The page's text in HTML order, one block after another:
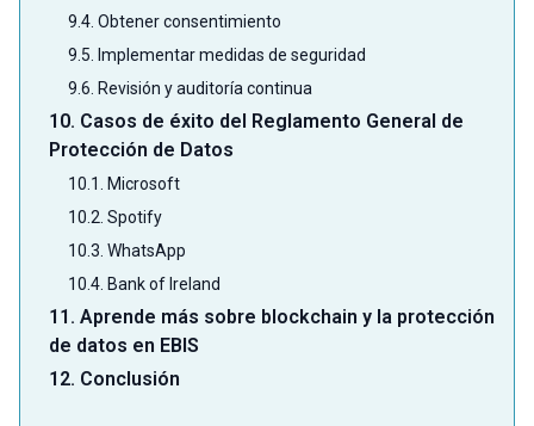
9.4. Obtener consentimiento
9.5. Implementar medidas de seguridad
9.6. Revisión y auditoría continua
10. Casos de éxito del Reglamento General de
Protección de Datos
10.1. Microsoft
10.2. Spotify
10.3. WhatsApp
10.4. Bank of Ireland
11. Aprende más sobre blockchain y la protección
de datos en EBIS
12. Conclusión